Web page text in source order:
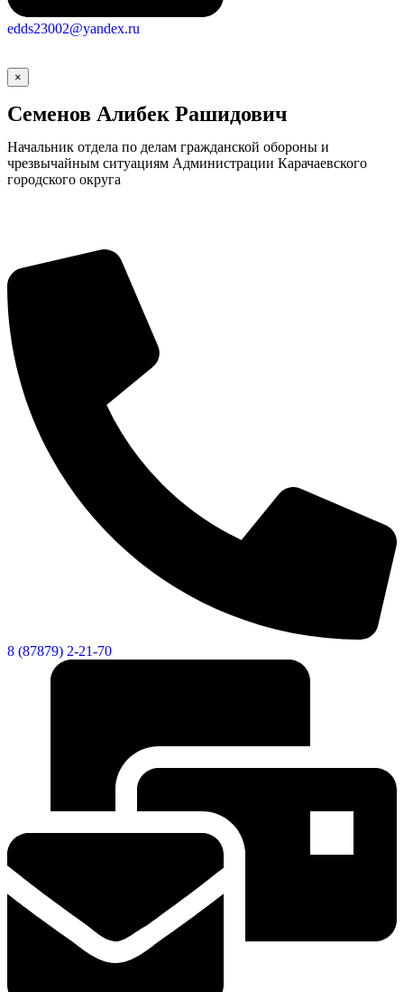
edds23002@yandex.ru
×
Семенов Алибек Рашидович
Начальник отдела по делам гражданской обороны и
чрезвычайным ситуациям Администрации Карачаевского
городского округа
8 (87879) 2-21-70